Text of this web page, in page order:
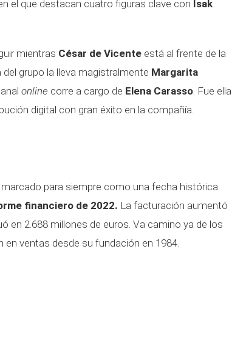
el que destacan cuatro figuras clave con Isak
mientras César de Vicente está al frente de la
del grupo la lleva magistralmente Margarita
online corre a cargo de Elena Carasso. Fue ella
digital con gran éxito en la compañía.
para siempre como una fecha histórica
financiero de 2022. La facturación aumentó
en 2.688 millones de euros. Va camino ya de los
en ventas desde su fundación en 1984.